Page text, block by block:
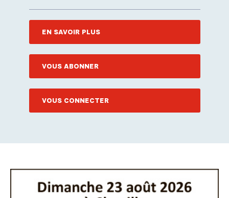
EN SAVOIR PLUS
VOUS ABONNER
VOUS CONNECTER